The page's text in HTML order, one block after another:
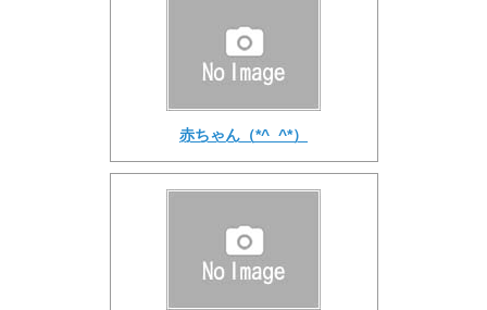
赤ちゃん（*^_^*）